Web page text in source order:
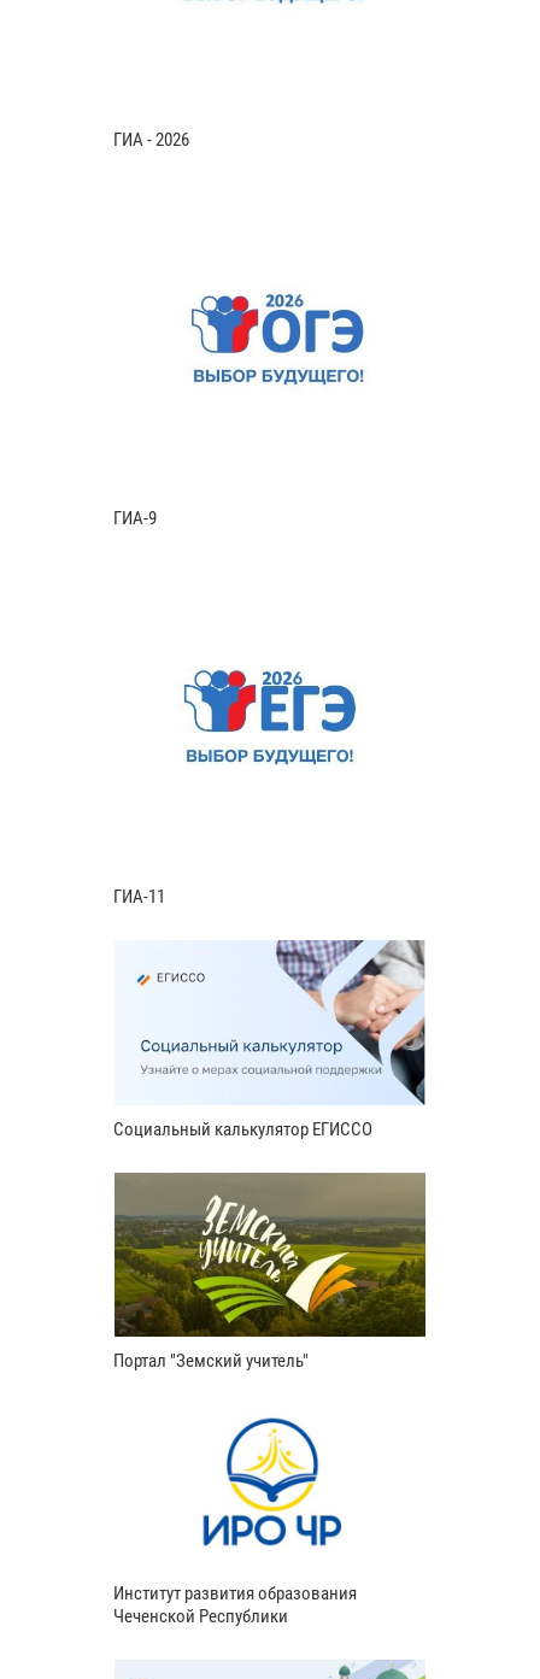
ГИА - 2026
ГИА-9
ГИА-11
Социальный калькулятор ЕГИССО
Портал "Земский учитель"
Институт развития образования
Чеченской Республики